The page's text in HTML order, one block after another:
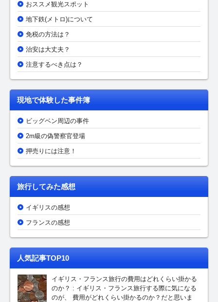
おススメ観光スポット
地下鉄(メトロ)について
免税の方法は？
治安は大丈夫？
注意するべき点は？
現地で体験した事件簿
ビッグベン周辺の事件
2m級の偽警察官登場
押売りには注意！
旅行してみた感想
イギリスの感想
フランスの感想
人気記事TOP10
イギリス・フランス旅行の費用はどれくらい掛かる
のか？ : イギリス・フランス旅行する際に気になる
のが、 費用がどれくらい掛かるのか？だと思いま